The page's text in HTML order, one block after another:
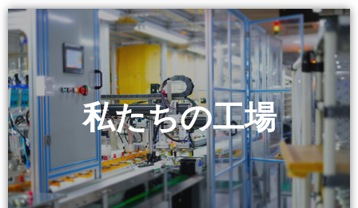
私たちの工場
& 装置